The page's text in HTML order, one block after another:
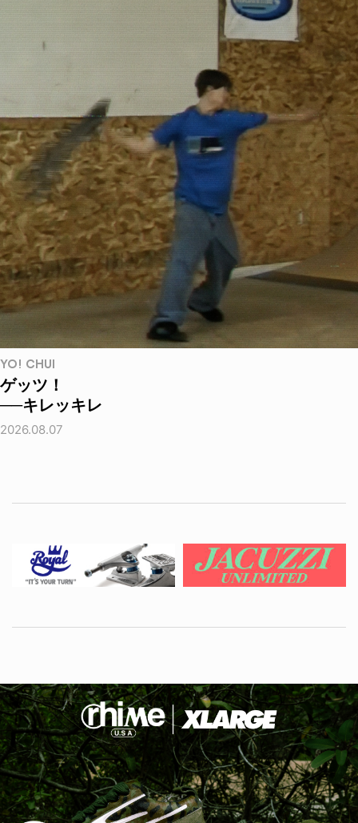
YO! CHUI
ゲッツ！
──キレッキレ
2026.08.07